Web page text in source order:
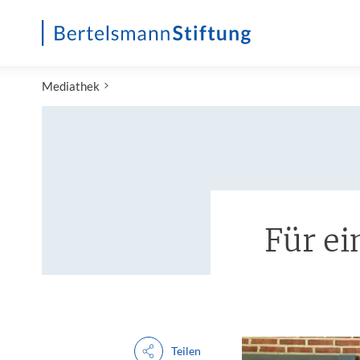
Mediathek
Für
Teilen